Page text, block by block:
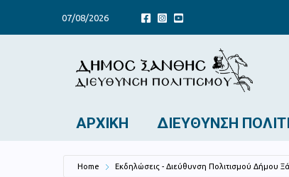
07/08/2026
ΑΡΧΙΚΉ ΔΙΕΎΘΥΝΣΗ
Home Εκδηλώσεις - Διεύθυνση Πολιτισμού Δήμου